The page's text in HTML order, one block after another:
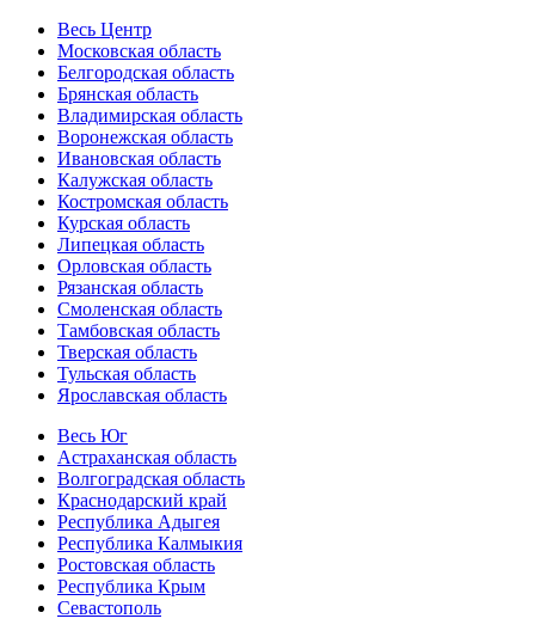
Весь Центр
Московская область
Белгородская область
Брянская область
Владимирская область
Воронежская область
Ивановская область
Калужская область
Костромская область
Курская область
Липецкая область
Орловская область
Рязанская область
Смоленская область
Тамбовская область
Тверская область
Тульская область
Ярославская область
Весь Юг
Астраханская область
Волгоградская область
Краснодарский край
Республика Адыгея
Республика Калмыкия
Ростовская область
Республика Крым
Севастополь